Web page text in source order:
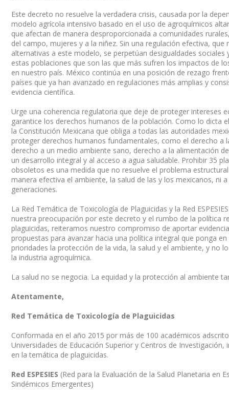
Este decreto no resuelve la verdadera crisis, causada por la
modelo agrícola intensivo basado en el uso de agroquímicos
que afectan de manera desproporcionada a comunidades
del campo, mujeres y a la niñez. Sin una regulación efectiva, que
alternativas a este modelo, se perpetúan desigualdades sociales
estas poblaciones que son las que más sufren los impactos de
en nuestro país. México continúa en una posición de rezago
países que ya han avanzado en regulaciones más amplias y
evidencia científica.
Urge una coherencia regulatoria que deje de proteger intereses
garantice los derechos humanos de la población. Como lo dicta
la Constitución Mexicana que obliga a todas las autoridades
proteger derechos humanos fundamentales, como el derecho a
derecho a un medio ambiente sano, derecho a la alimentación
un desarrollo integral y al acceso a agua saludable. Prohibir 35
obsoletos es una medida que no resuelve el problema
manera efectiva el ambiente, la salud de las y los mexicanos, ni
generaciones.
La Red Temática de Toxicología de Plaguicidas y la Red
nuestra preocupación por este decreto y el rumbo de la política
plaguicidas, reiteramos nuestro compromiso de aportar
propuestas para avanzar hacia una política integral que ponga
prioridades la protección de la vida, la salud y el ambiente, y no
la industria agroquímica.
La salud no se negocia. La equidad y la protección al ambiente
Atentamente,
Red Temática de Toxicología de Plaguicidas
Conformada en el año 2015 por más de 100 académicos
Universidades de Educación Superior y Centros de Investigación,
en la temática de plaguicidas.
Red ESPESIES (Red para la Evaluación de la Salud Planetaria en
Sindémicos Emergentes)